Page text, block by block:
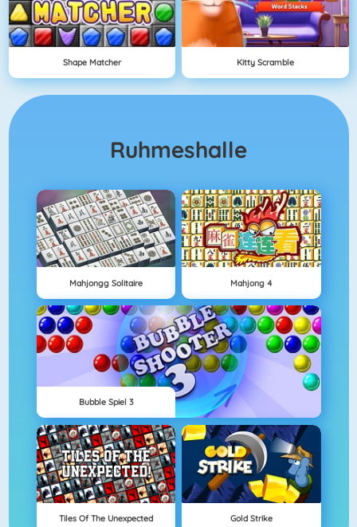
Shape Matcher Kitty Scramble
Ruhmeshalle
Mahjongg Solitaire Mahjong 4
Bubble Spiel 3
Tiles Of The Unexpected Gold Strike